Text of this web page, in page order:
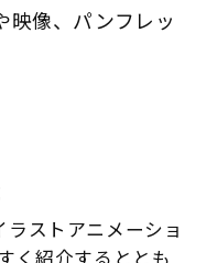
映像、パンフレッ
ストアニメーショ